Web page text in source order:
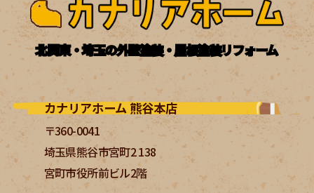
北関東・埼玉の外壁塗装・屋根塗装リフォーム
カナリアホーム 熊谷本店
〒360-0041
埼玉県熊谷市宮町2 138
宮町市役所前ビル2階